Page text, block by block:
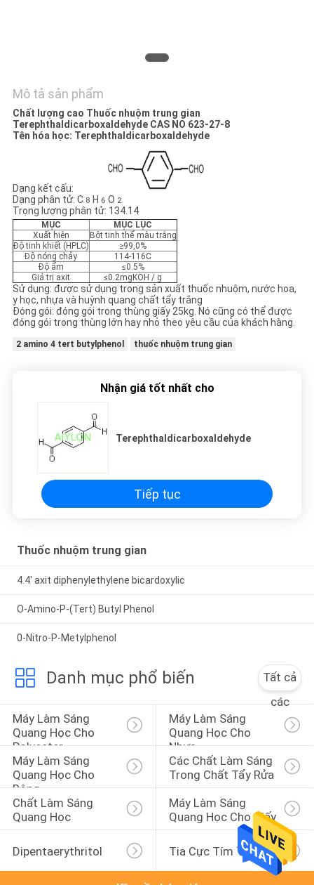
WEB
PRIVACY
Mô tả sản phẩm
Chất lượng cao Thuốc nhuộm trung gian
Terephthaldicarboxaldehyde CAS NO 623-27-8
Tên hóa học: Terephthaldicarboxaldehyde
Dạng kết cấu:
Dạng phân tử: C 8 H 6 O 2
Trọng lượng phân tử: 134.14
MỤC
MỤC LỤC
Xuất hiện
Bột tinh thể màu trắng
Độ tinh khiết (HPLC)
≥99,0%
Độ nóng chảy
114-116C
Độ ẩm
≤0.5%
Giá trị axit
≤0.2mgKOH / g
Sử dụng: được sử dụng trong sản xuất thuốc nhuộm, nước hoa,
y học, nhựa và huỳnh quang chất tẩy trắng
Đóng gói: đóng gói trong thùng giấy 25kg. Nó cũng có thể được
đóng gói trong thùng lớn hay nhỏ theo yêu cầu của khách hàng.
2 amino 4 tert butylphenol thuốc nhuộm trung gian
Nhận giá tốt nhất cho
Terephthaldicarboxaldehyde
Tiếp tục
Thuốc nhuộm trung gian
4.4' axit diphenylethylene bicardoxylic
O-Amino-P-(Tert) Butyl Phenol
0-Nitro-P-Metylphenol
Danh mục phổ biến
Tất cả
các
Máy Làm Sáng
Quang Học Cho
Polyester
Máy Làm Sáng
Quang Học Cho
Nhựa
Máy Làm Sáng
Quang Học Cho
Bông
Các Chất Làm Sáng
Trong Chất Tẩy Rửa
Chất Làm Sáng
Quang Học
Máy Làm Sáng
Quang Học Cho Giấy
Dipentaerythritol Tia Cực Tím Thấm